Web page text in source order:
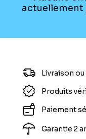
Livraison
Produits
Paiement
Garantie 2